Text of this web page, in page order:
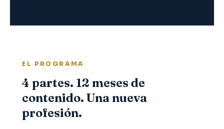
EL PROGRAMA
4 partes. 12 meses de
contenido. Una nueva
profesión.